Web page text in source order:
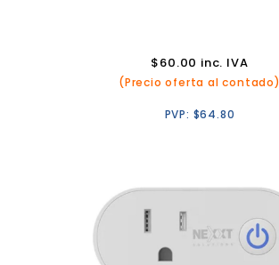
$60.00 inc. IVA
(Precio oferta al contado)
PVP: $64.80